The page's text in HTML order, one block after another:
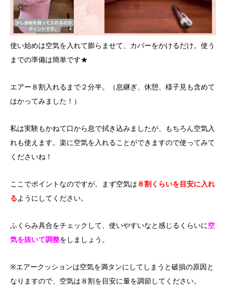
使い始めは空気を入れて膨らませて、カバーをかけるだけ。使う
までの準備は簡単です★
エアー８割入れるまで２分半。（息継ぎ、休憩、様子見も含めて
はかってみました！）
私は実験もかねて口から息で拭き込みましたが、もちろん空気入
れも使えます。楽に空気を入れることができますので使ってみて
くださいね！
ここでポイントなのですが。まず空気は ８割くらいを目安に入れ
るようにしてください。
ふくらみ具合をチェックして、使いやすいなと感じるくらいに空
気を抜いて調整をしましょう。
※エアークッションは空気を満タンにしてしまうと破損の原因と
なりますので、空気は８割を目安に量を調節してください。